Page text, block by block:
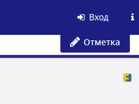
Вход
Отметка